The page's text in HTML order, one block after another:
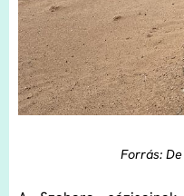
Forrás: